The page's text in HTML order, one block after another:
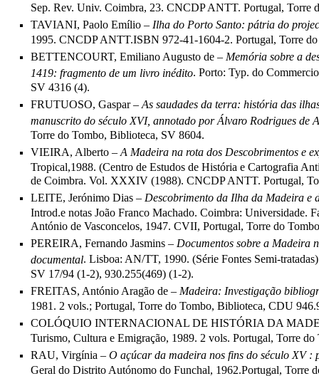
Sep. Rev. Univ. Coimbra, 23. CNCDP ANTT. Portugal, Torre
TAVIANI, Paolo Emílio – Ilha do Porto Santo: pátria do
1995. CNCDP ANTT.ISBN 972-41-1604-2. Portugal, Torre
BETTENCOURT, Emiliano Augusto de – Memória sobre a
1419: fragmento de um livro inédito. Porto: Typ. do
SV 4316 (4).
FRUTUOSO, Gaspar – As saudades da terra: história das
manuscrito do século XVI, annotado por Álvaro Rodrigues de
Torre do Tombo, Biblioteca, SV 8604.
VIEIRA, Alberto – A Madeira na rota dos Descobrimentos e
Tropical,1988. (Centro de Estudos de História e Cartografia
de Coimbra. Vol. XXXIV (1988). CNCDP ANTT. Portugal,
LEITE, Jerónimo Dias – Descobrimento da Ilha da Madeira e
Introd.e notas João Franco Machado. Coimbra: Universidade.
António de Vasconcelos, 1947. CVII, Portugal, Torre do
PEREIRA, Fernando Jasmins – Documentos sobre a Madeira
documental. Lisboa: AN/TT, 1990. (Série Fontes Semi-
SV 17/94 (1-2), 930.255(469) (1-2).
FREITAS, António Aragão de – Madeira: Investigação
1981. 2 vols.; Portugal, Torre do Tombo, Biblioteca, CDU
COLÓQUIO INTERNACIONAL DE HISTÓRIA DA
Turismo, Cultura e Emigração, 1989. 2 vols. Portugal, Torre
RAU, Virgínia – O açúcar da madeira nos fins do século XV :
Geral do Distrito Autónomo do Funchal, 1962.Portugal, Torre